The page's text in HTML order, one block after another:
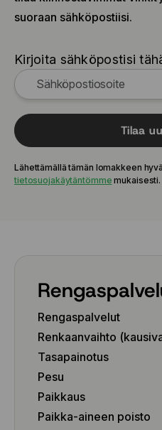
suoraan sähköpostiisi.
Kirjoita sähköpostisi
Tilaa
Lähettämällä tämän lomakkeen
tietosuojakäytäntömme mukaisesti.
Rengaspalvelut
Renkaanvaihto
Tasapainotus
Pesu
Paikkaus
Paikka-aineen poisto